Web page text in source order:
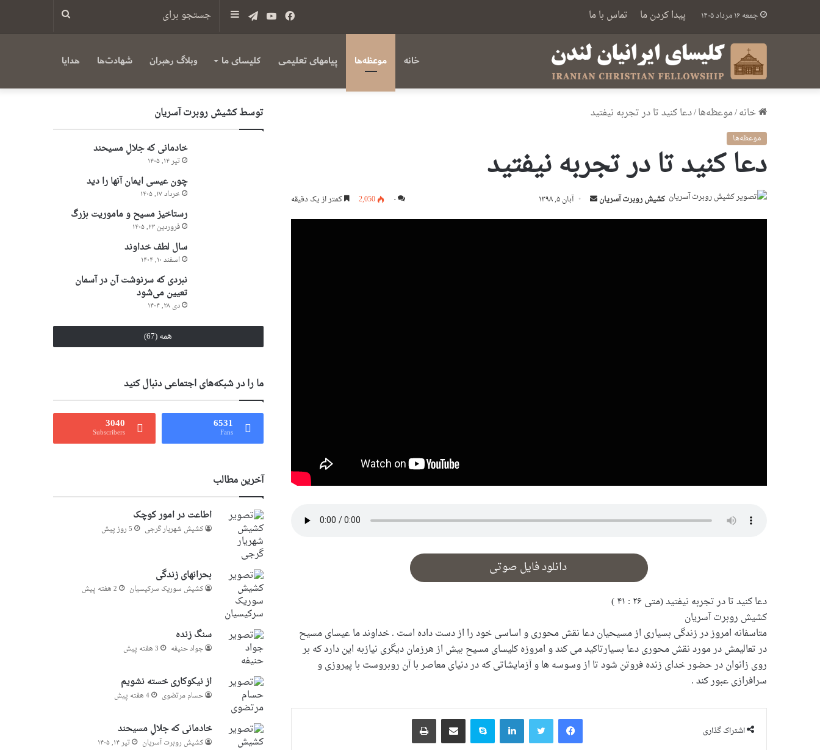
جمعه ۱۶ مرداد ۱۴۰۵ پیدا کردن ما تماس با ما
جستجو
سایدبارتلگرام
یوتیوبفیس
خانه موعظه‌ها پیامهای تعلیمی کلیسای ما وبلاگ رهبران شهادت‌ها هدایا
خانه/موعظه‌ها/دعا کنید تا در تجربه نیفتید
موعظه‌ها
دعا کنید تا در تجربه نیفتید
کشیش روبرت آسریان
ارسالآبان ۵, ۱۳۹۸ ۰ 2,050 کمتر از یک دقیقه
دانلود فایل صوتی
دعا کنید تا در تجربه نیفتید (متی ۲۶ : ۴۱ )
کشیش روبرت آسریان
متاسفانه امروز در زندگی بسیاری از مسیحیان دعا نقش محوری و اساسی خود را از دست داده است . خداوند ما عیسای مسیح
در تعالیمش در مورد نقش محوری دعا بسیارتاکید می کند و امروزه کلیسای مسیح بیش از هرزمان دیگری نیازبه این دارد که بر
روی زانوان در حضور خدای زنده فروتن شود تا از وسوسه ها و آزمایشاتی که در دنیای معاصر با آن روبروست با پیروزی و
سرافرازی عبور کند .
اشتراک گذاری
فیس بوک توییتر لینکدیناسکایپاشتراک گذاری از طریق ایمیل چاپ
توسط کشیش روبرت آسریان
خادمانی که جلالِ مسیحند
تیر ۱۴, ۱۴۰۵
چون عیسی ایمان آنها را دید
خرداد ۱۷, ۱۴۰۵
رستاخیز مسیح و ماموریت بزرگ
فروردین ۲۳, ۱۴۰۵
سال لطف خداوند
اسفند ۱۰, ۱۴۰۴
نبردی که سرنوشت آن در آسمان
تعیین می‌شود
دی ۲۸, ۱۴۰۴
همه (67)
ما را در شبکه‌های اجتماعی دنبال کنید
6531
Fans
3040
Subscribers
آخرین مطالب
اطاعت در امور کوچک
کشیش شهریار گرجى 5 روز پیش
بحرانهای زندگی
کشیش سوریک سرکیسیان 2 هفته پیش
سنگ زنده
جواد حنیفه 3 هفته پیش
از نیکوکاری خسته نشویم
حسام مرتضوی 4 هفته پیش
خادمانی که جلالِ مسیحند
کشیش روبرت آسریان تیر ۱۴, ۱۴۰۵